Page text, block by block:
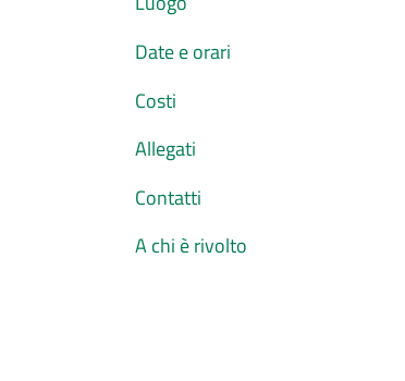
Date e orari
Costi
Allegati
Contatti
A chi è rivolto